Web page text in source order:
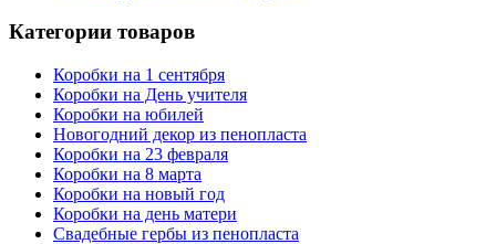
Категории товаров
Коробки на 1 сентября
Коробки на День учителя
Коробки на юбилей
Новогодний декор из пенопласта
Коробки на 23 февраля
Коробки на 8 марта
Коробки на новый год
Коробки на день матери
Свадебные гербы из пенопласта